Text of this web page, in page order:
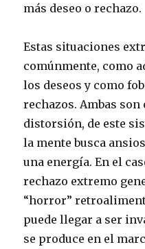
más deseo o rechazo.
Estas situaciones
comúnmente, como
los deseos y como
rechazos. Ambas
distorsión, de este
la mente busca
una energía. En el
rechazo extremo
“horror”
puede llegar a ser
se produce en el